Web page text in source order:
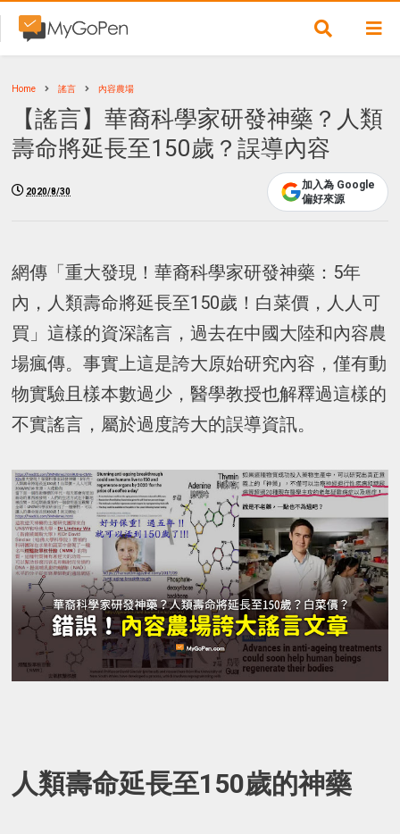
Home 謠言 內容農場
【謠言】華裔科學家研發神藥？人類
壽命將延長至150歲？誤導內容
2020/8/30
加入為 Google
偏好來源
網傳「重大發現！華裔科學家研發神藥：5年
內，人類壽命將延長至150歲！白菜價，人人可
買」這樣的資深謠言，過去在中國大陸和內容農
場瘋傳。事實上這是誇大原始研究內容，僅有動
物實驗且樣本數過少，醫學教授也解釋過這樣的
不實謠言，屬於過度誇大的誤導資訊。
人類壽命延長至150歲的神藥